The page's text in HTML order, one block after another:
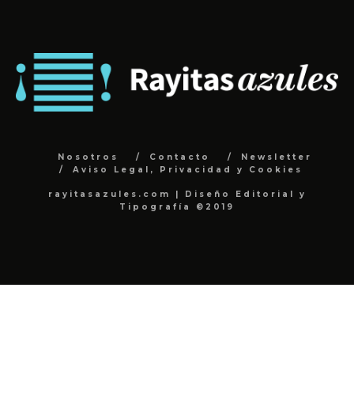
Nosotros Contacto
Newsletter
Aviso Legal, Privacidad y Cookies
rayitasazules.com | Diseño Editorial y
Tipografía ©2019